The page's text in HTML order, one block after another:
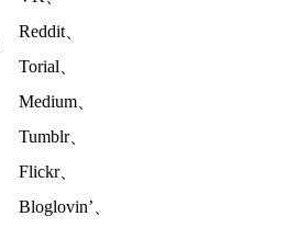
Reddit、
Torial、
Medium、
Tumblr、
Flickr、
Bloglovin’、